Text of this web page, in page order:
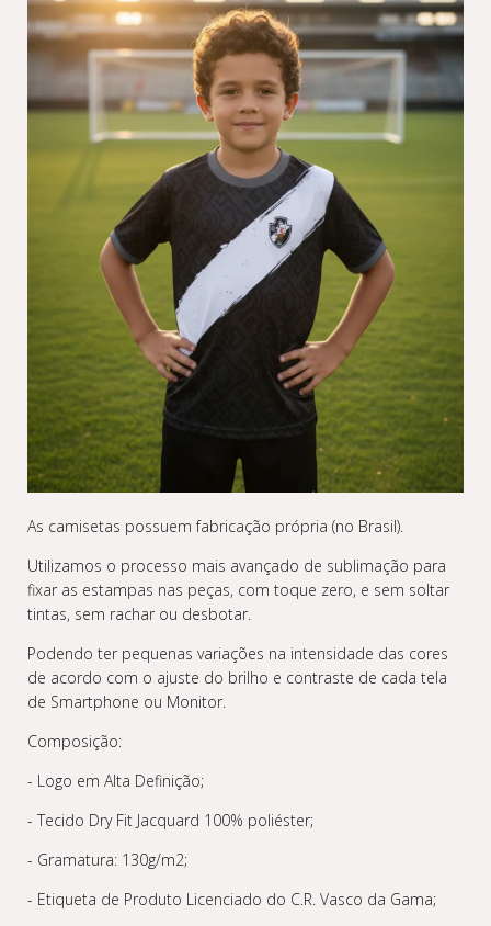
As camisetas possuem fabricação própria (no Brasil).
Utilizamos o processo mais avançado de sublimação para
fixar as estampas nas peças, com toque zero, e sem soltar
tintas, sem rachar ou desbotar.
Podendo ter pequenas variações na intensidade das cores
de acordo com o ajuste do brilho e contraste de cada tela
de Smartphone ou Monitor.
Composição:
- Logo em Alta Definição;
- Tecido Dry Fit Jacquard 100% poliéster;
- Gramatura: 130g/m2;
- Etiqueta de Produto Licenciado do C.R. Vasco da Gama;